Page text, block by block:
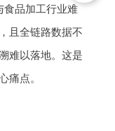
食品加工行业难
且全链路数据不
难以落地。这是
痛点。